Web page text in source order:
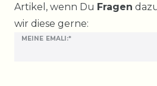
Artikel, wenn Du Fragen
wir diese gerne:
MEINE EMALI:*